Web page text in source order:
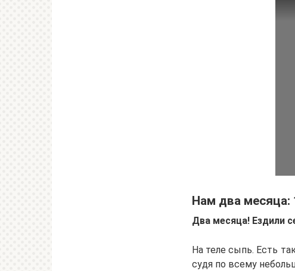
Нам два месяца:
Два месяца! Ездили
На теле сыпь. Есть
судя по всему